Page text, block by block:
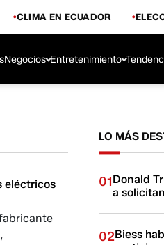
CLIMA EN ECUADOR
Negocios Entretenimiento
eléctricos
LO MÁS
01Donald
a
02Biess